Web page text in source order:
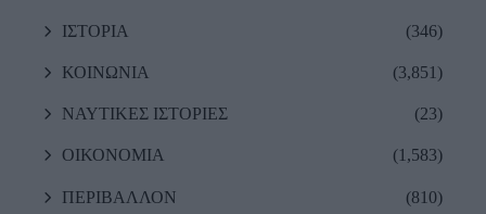
ΙΣΤΟΡΙΑ (346)
ΚΟΙΝΩΝΙΑ (3,851)
ΝΑΥΤΙΚΕΣ ΙΣΤΟΡΙΕΣ (23)
ΟΙΚΟΝΟΜΙΑ (1,583)
ΠΕΡΙΒΑΛΛΟΝ (810)